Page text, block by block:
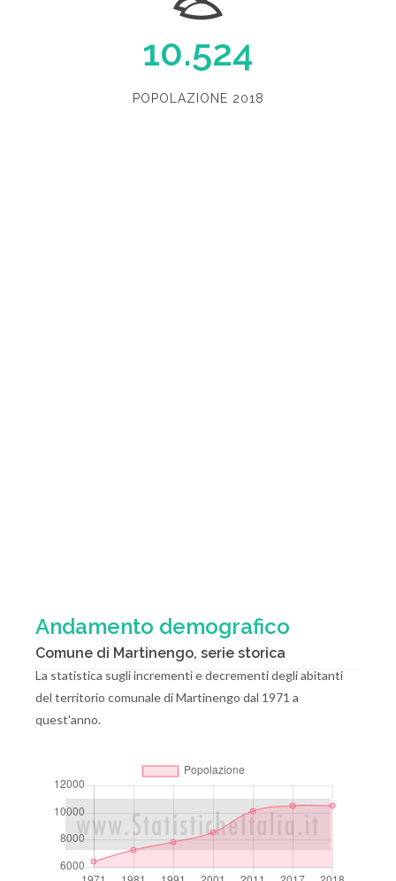
10.524
POPOLAZIONE 2018
Andamento demografico
Comune di Martinengo, serie storica
La statistica sugli incrementi e decrementi degli abitanti
del territorio comunale di Martinengo dal 1971 a
quest'anno.